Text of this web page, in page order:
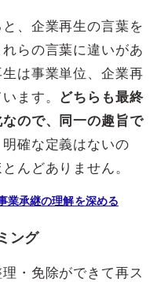
、企業再生の言葉を
らの言葉に違いがあ
は事業単位、企業再
ます。 どちらも最終
ので、同一の趣旨で
明確な定義はないの
んどありません。
業承継の理解を深める
ング
・免除ができて再ス